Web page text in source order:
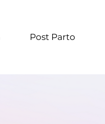
Post Parto